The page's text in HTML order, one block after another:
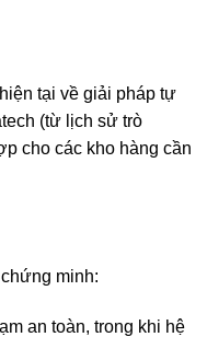
tại về giải pháp tự
(từ lịch sử trò
cho các kho hàng cần
minh:
an toàn, trong khi hệ